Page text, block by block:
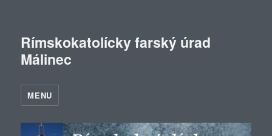
Rímskokatolícky farský úrad
Málinec
MENU